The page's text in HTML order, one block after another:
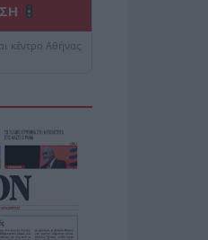
κέντρο Αθήνας